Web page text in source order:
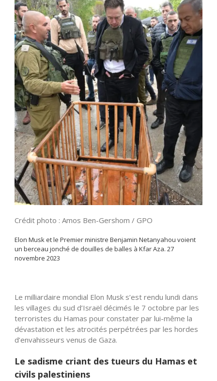
Crédit photo : Amos Ben-Gershom / GPO
Elon Musk et le Premier ministre Benjamin Netanyahou voient
un berceau jonché de douilles de balles à Kfar Aza. 27
novembre 2023
Le milliardaire mondial Elon Musk s’est rendu lundi dans
les villages du sud d’Israël décimés le 7 octobre par les
terroristes du Hamas pour constater par lui-même la
dévastation et les atrocités perpétrées par les hordes
d’envahisseurs venus de Gaza.
Le sadisme criant des tueurs du Hamas et
civils palestiniens